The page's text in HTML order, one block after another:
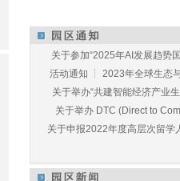
关于参加“2025年AI发展趋势
活动通知 ┆ 2023年全球生态
关于举办“共建智能经济产业
关于举办 DTC (Direct to
关于申报2022年度高层次留学